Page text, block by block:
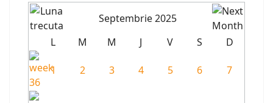
Septembrie 2025
L
M M J V S D
1 2 3 4 5 6 7